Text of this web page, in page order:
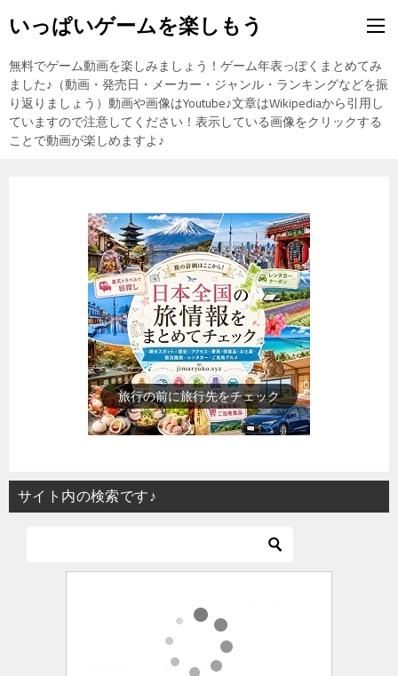
いっぱいゲームを楽しもう
無料でゲーム動画を楽しみましょう！ゲーム年表っぽくまとめてみ
ました♪（動画・発売日・メーカー・ジャンル・ランキングなどを振
り返りましょう）動画や画像はYoutube♪文章はWikipediaから引用し
ていますので注意してください！表示している画像をクリックする
ことで動画が楽しめますよ♪
歴史上の人物を動画で勉強
サイト内の検索です♪